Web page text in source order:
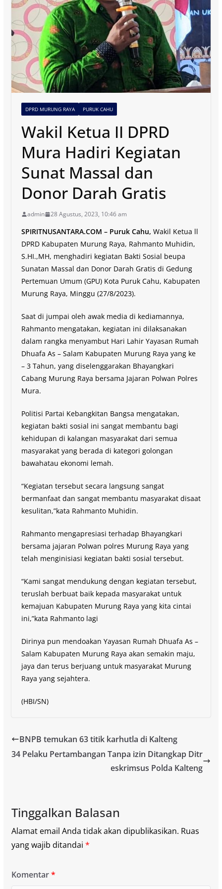
DPRD MURUNG RAYA PURUK CAHU
Wakil Ketua II DPRD
Mura Hadiri Kegiatan
Sunat Massal dan
Donor Darah Gratis
admin 28 Agustus, 2023, 10:46 am
SPIRITNUSANTARA.COM – Puruk Cahu, Wakil Ketua ll
DPRD Kabupaten Murung Raya, Rahmanto Muhidin,
S.HI.,MH, menghadiri kegiatan Bakti Sosial beupa
Sunatan Massal dan Donor Darah Gratis di Gedung
Pertemuan Umum (GPU) Kota Puruk Cahu, Kabupaten
Murung Raya, Minggu (27/8/2023).
Saat di jumpai oleh awak media di kediamannya,
Rahmanto mengatakan, kegiatan ini dilaksanakan
dalam rangka menyambut Hari Lahir Yayasan Rumah
Dhuafa As – Salam Kabupaten Murung Raya yang ke
– 3 Tahun, yang diselenggarakan Bhayangkari
Cabang Murung Raya bersama Jajaran Polwan Polres
Mura.
Politisi Partai Kebangkitan Bangsa mengatakan,
kegiatan bakti sosial ini sangat membantu bagi
kehidupan di kalangan masyarakat dari semua
masyarakat yang berada di kategori golongan
bawahatau ekonomi lemah.
“Kegiatan tersebut secara langsung sangat
bermanfaat dan sangat membantu masyarakat disaat
kesulitan,”kata Rahmanto Muhidin.
Rahmanto mengapresiasi terhadap Bhayangkari
bersama jajaran Polwan polres Murung Raya yang
telah menginisiasi kegiatan bakti sosial tersebut.
“Kami sangat mendukung dengan kegiatan tersebut,
teruslah berbuat baik kepada masyarakat untuk
kemajuan Kabupaten Murung Raya yang kita cintai
ini,”kata Rahmanto lagi
Dirinya pun mendoakan Yayasan Rumah Dhuafa As –
Salam Kabupaten Murung Raya akan semakin maju,
jaya dan terus berjuang untuk masyarakat Murung
Raya yang sejahtera.
(HBI/SN)
BNPB temukan 63 titik karhutla di Kalteng
34 Pelaku Pertambangan Tanpa izin Ditangkap Ditr
eskrimsus Polda Kalteng
Tinggalkan Balasan
Alamat email Anda tidak akan dipublikasikan. Ruas
yang wajib ditandai *
Komentar*